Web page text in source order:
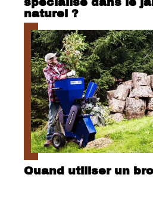
naturel ?
Quand utiliser un